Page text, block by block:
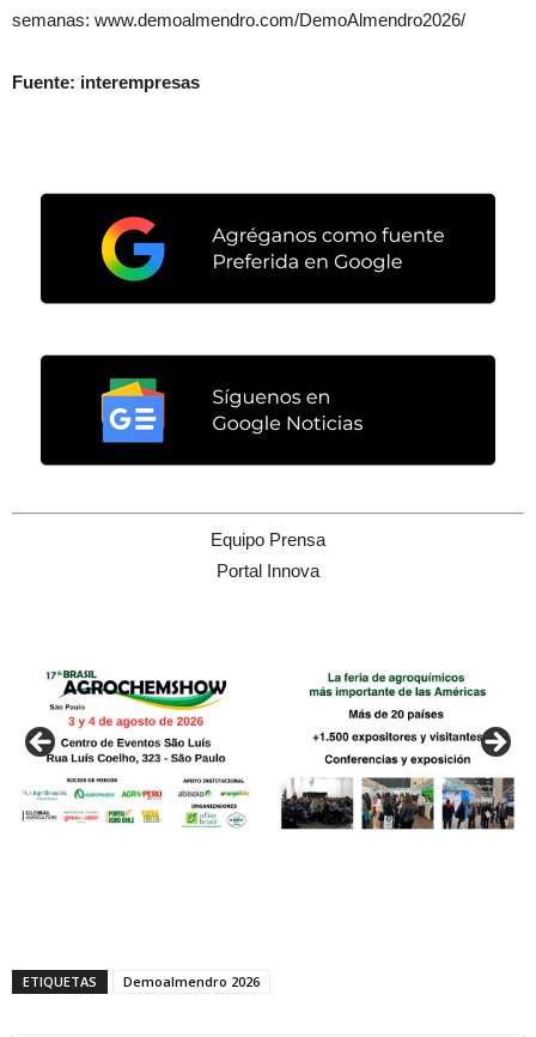
semanas: www.demoalmendro.com/DemoAlmendro2026/
Fuente: interempresas
Equipo Prensa
Portal Innova
ETIQUETAS Demoalmendro 2026